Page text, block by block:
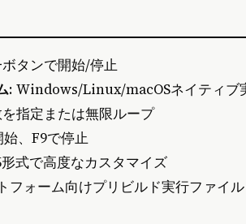
タンで開始/停止
: Windows/Linux/macOSネイティブ
指定または無限ループ
始、F9で停止
形式で高度なカスタマイズ
フォーム向けプリビルド実行ファイル